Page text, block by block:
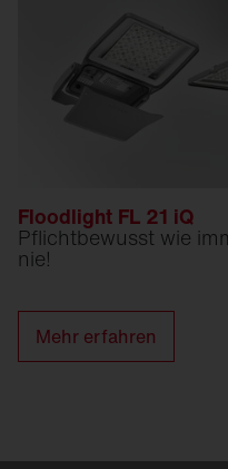
Floodlight FL 21 iQ
Pflichtbewusst wie
nie!
Mehr erfahren